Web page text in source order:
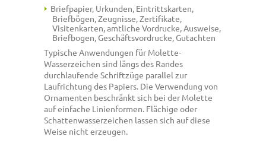
Briefpapier, Urkunden, Eintrittskarten,
Briefbögen, Zeugnisse, Zertifikate,
Visitenkarten, amtliche Vordrucke, Ausweise,
Briefbogen, Geschäftsvordrucke, Gutachten
Typische Anwendungen für Molette-
Wasserzeichen sind längs des Randes
durchlaufende Schriftzüge parallel zur
Laufrichtung des Papiers. Die Verwendung von
Ornamenten beschränkt sich bei der Molette
auf einfache Linienformen. Flächige oder
Schattenwasserzeichen lassen sich auf diese
Weise nicht erzeugen.